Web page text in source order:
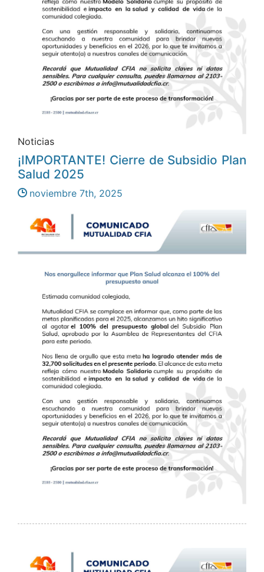
Noticias
¡IMPORTANTE! Cierre de Subsidio Plan
Salud 2025
noviembre 7th, 2025